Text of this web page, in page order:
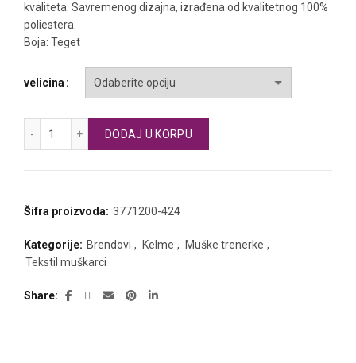
kvaliteta. Savremenog dizajna, izrađena od kvalitetnog 100%
poliestera.
Boja: Teget
velicina
KELME muška trenerka DEPORTIVO količina
DODAJ U KORPU
Šifra proizvoda: 3771200-424
Kategorije: Brendovi , Kelme , Muške trenerke ,
Tekstil muškarci
Share